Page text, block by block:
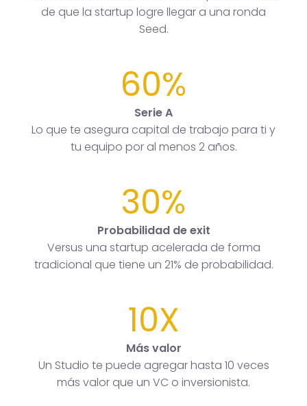
de que la startup logre llegar a una ronda
Seed.
60%
Serie A
Lo que te asegura capital de trabajo para ti y
tu equipo por al menos 2 años.
30%
Probabilidad de exit
Versus una startup acelerada de forma
tradicional que tiene un 21% de probabilidad.
10X
Más valor
Un Studio te puede agregar hasta 10 veces
más valor que un VC o inversionista.